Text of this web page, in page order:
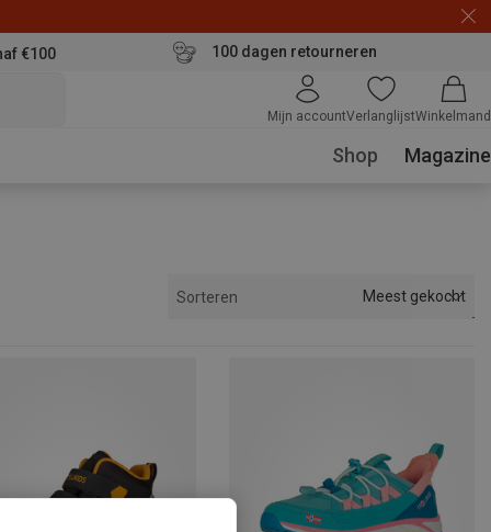
€100 100 dagen retourneren
Mijn accountVerlanglijstWinkelmand
Shop Magazine
Sorteren Meest gekocht